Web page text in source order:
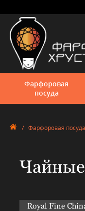
Фарфоровая
посуда
/ Фарфоровая посуда
Royal Fine